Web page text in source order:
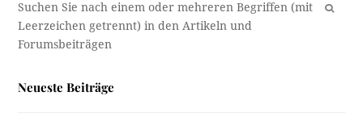
OK
Neueste Beiträge